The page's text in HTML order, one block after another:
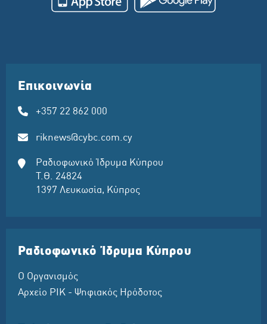
Επικοινωνία
+357 22 862 000
riknews@cybc.com.cy
Ραδιοφωνικό Ίδρυμα Κύπρου
Τ.Θ. 24824
1397 Λευκωσία, Κύπρος
Ραδιοφωνικό Ίδρυμα Κύπρου
Ο Οργανισμός
Αρχείο ΡΙΚ - Ψηφιακός Ηρόδοτος